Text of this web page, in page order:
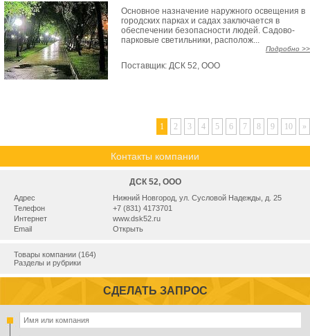
Основное назначение наружного освещения в
городских парках и садах заключается в
обеспечении безопасности людей. Садово-
парковые светильники, располож...
Подробно >>
Поставщик: ДСК 52, ООО
1 2 3 4 5 6 7 8 9 10 »
Контакты компании
ДСК 52, ООО
Адрес
Нижний Новгород, ул. Сусловой Надежды, д. 25
Телефон
+7 (831) 4173701
Интернет
www.dsk52.ru
Email
Открыть
Товары компании (164)
Разделы и рубрики
СДЕЛАТЬ ЗАПРОС